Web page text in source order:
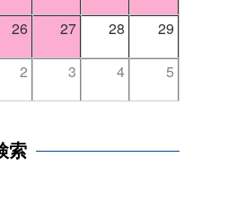
26 27 28 29
2 3 4 5
索